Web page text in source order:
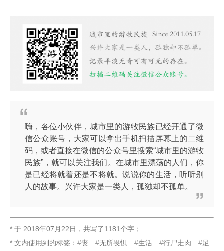
嗨，各位小伙伴，城市里的游牧民族已经开通了微
信公众账号，大家可以拿出手机扫描屏幕上的二维
码，或者直接在微信的公众号里搜索“城市里的游牧
民族”，就可以关注我们。在城市里漂荡的人们，你
是已经将就着还是不将就。说说你的生活，听听别
人的故事。兴许大家是一类人，孤独却不孤单。
* 于 2018年07月22日 ， 共写了1181个字 ；
* 文内使用到的标签：
丧 无所畏惧 生活 行尸走肉
足